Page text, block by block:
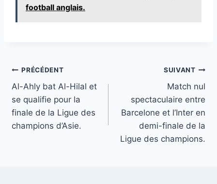
football anglais.
Navigation
de
l’article
PRÉCÉDENT
Al-Ahly bat Al-Hilal et
se qualifie pour la
finale de la Ligue des
champions d’Asie.
SUIVANT
Match nul
spectaculaire entre
Barcelone et l’Inter en
demi-finale de la
Ligue des champions.